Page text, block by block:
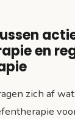
en
zich af